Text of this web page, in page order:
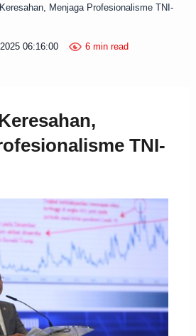
Menjaga Profesionalisme TNI-
06:16:00 6 min read
TNI-